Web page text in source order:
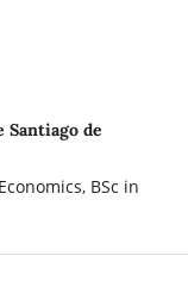
Santiago de
BSc in